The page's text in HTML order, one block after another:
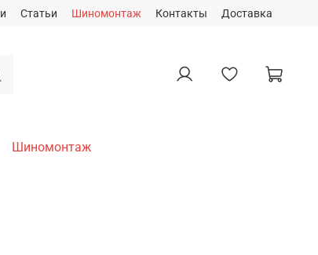
Статьи Шиномонтаж Контакты Доставка
Шиномонтаж